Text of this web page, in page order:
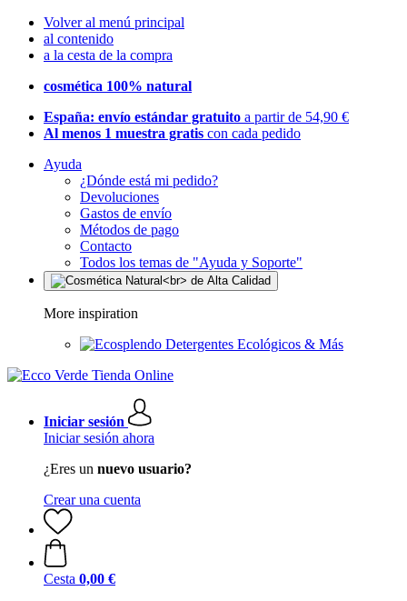
Volver al menú principal
al contenido
a la cesta de la compra
cosmética 100% natural
España: envío estándar gratuito a partir de 54,90 €
Al menos 1 muestra gratis con cada pedido
Ayuda
¿Dónde está mi pedido?
Devoluciones
Gastos de envío
Métodos de pago
Contacto
Todos los temas de "Ayuda y Soporte"
More inspiration
Detergentes Ecológicos & Más
Iniciar sesión
Iniciar sesión ahora
¿Eres un nuevo usuario?
Crear una cuenta
Cesta 0,00 €